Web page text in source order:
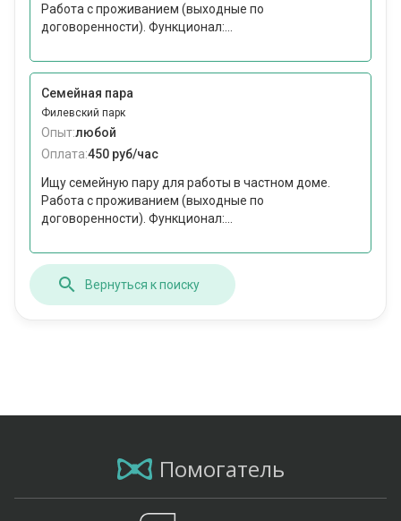
Работа с проживанием (выходные по
договоренности). Функционал:...
Семейная пара
Филевский парк
Опыт:любой
Оплата:450 руб/час
Ищу семейную пару для работы в частном доме.
Работа с проживанием (выходные по
договоренности). Функционал:...
Вернуться к поиску
Помогатель